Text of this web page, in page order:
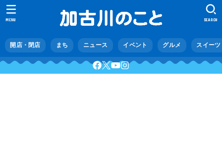
開店・閉店 まち ニュース イベント グルメ スイーツ
SEARCH
MENU